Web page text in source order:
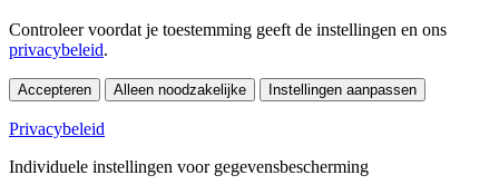
Controleer voordat je toestemming geeft de instellingen en ons
privacybeleid.
Accepteren Alleen noodzakelijke Instellingen aanpassen
Privacybeleid
Individuele instellingen voor gegevensbescherming